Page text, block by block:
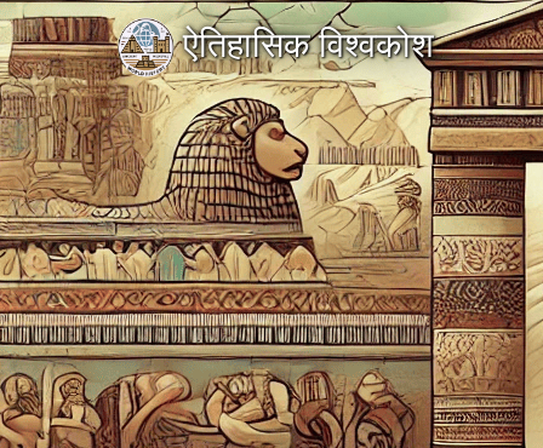
ऐतिहासिक विश्वकोश